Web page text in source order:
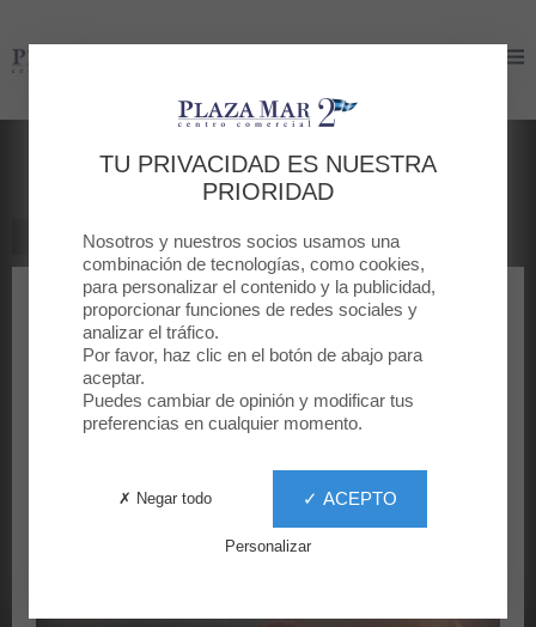
Plaza Mar 2
La Odisea
TODAS LAS PELÍCULAS
TU PRIVACIDAD ES NUESTRA
PRIORIDAD
Nosotros y nuestros socios usamos una
combinación de tecnologías, como cookies,
para personalizar el contenido y la publicidad,
proporcionar funciones de redes sociales y
analizar el tráfico.
Por favor, haz clic en el botón de abajo para
aceptar.
Puedes cambiar de opinión y modificar tus
preferencias en cualquier momento.
✓ ACEPTO
✗ Negar todo
Personalizar